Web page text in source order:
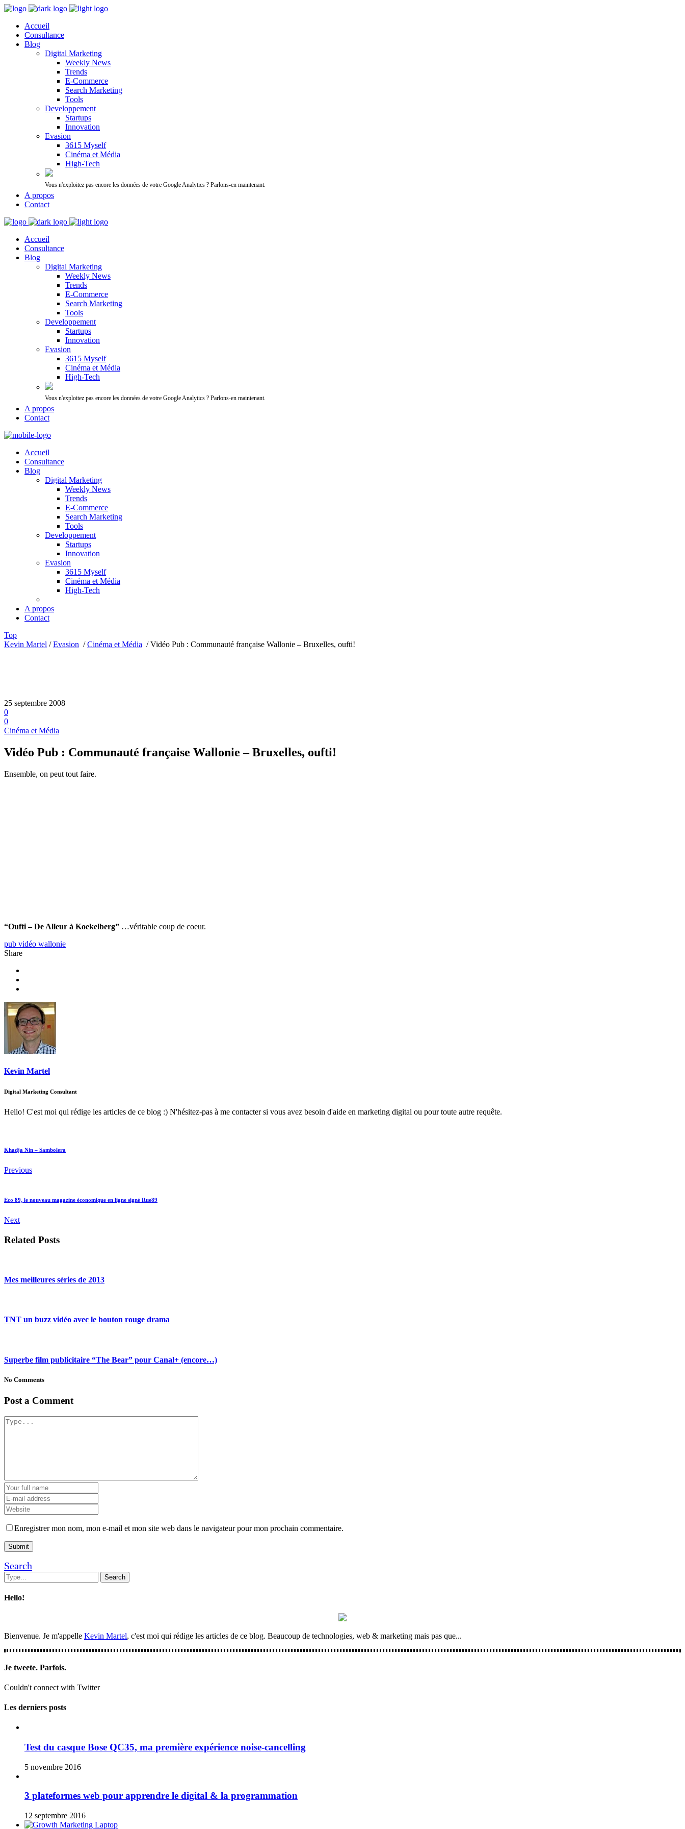
Accueil
Consultance
Blog
Digital Marketing
Weekly News
Trends
E-Commerce
Search Marketing
Tools
Developpement
Startups
Innovation
Evasion
3615 Myself
Cinéma et Média
High-Tech
Vous n'exploitez pas encore les données de votre Google Analytics ? Parlons-en maintenant.
A propos
Contact
Accueil
Consultance
Blog
Digital Marketing
Weekly News
Trends
E-Commerce
Search Marketing
Tools
Developpement
Startups
Innovation
Evasion
3615 Myself
Cinéma et Média
High-Tech
Vous n'exploitez pas encore les données de votre Google Analytics ? Parlons-en maintenant.
A propos
Contact
Accueil
Consultance
Blog
Digital Marketing
Weekly News
Trends
E-Commerce
Search Marketing
Tools
Developpement
Startups
Innovation
Evasion
3615 Myself
Cinéma et Média
High-Tech
A propos
Contact
Top
Kevin Martel /Evasion /Cinéma et Média /Vidéo Pub : Communauté française Wallonie – Bruxelles, oufti!
25 septembre 2008
0
0
Cinéma et Média
Vidéo Pub : Communauté française Wallonie – Bruxelles, oufti!
Ensemble, on peut tout faire.
“Oufti – De Alleur à Koekelberg” …véritable coup de coeur.
pub vidéo wallonie
Share
Kevin Martel
Digital Marketing Consultant
Hello! C'est moi qui rédige les articles de ce blog :) N'hésitez-pas à me contacter si vous avez besoin d'aide en marketing digital ou pour toute autre requête.
Khadja Nin – Sambolera
Previous
Eco 89, le nouveau magazine économique en ligne signé Rue89
Next
Related Posts
Mes meilleures séries de 2013
TNT un buzz vidéo avec le bouton rouge drama
Superbe film publicitaire “The Bear” pour Canal+ (encore…)
No Comments
Post a Comment
Enregistrer mon nom, mon e-mail et mon site web dans le navigateur pour mon prochain commentaire.
Search
Hello!
Bienvenue. Je m'appelle Kevin Martel, c'est moi qui rédige les articles de ce blog. Beaucoup de technologies, web & marketing mais pas que...
Je tweete. Parfois.
Couldn't connect with Twitter
Les derniers posts
Test du casque Bose QC35, ma première expérience noise-cancelling
5 novembre 2016
3 plateformes web pour apprendre le digital & la programmation
12 septembre 2016